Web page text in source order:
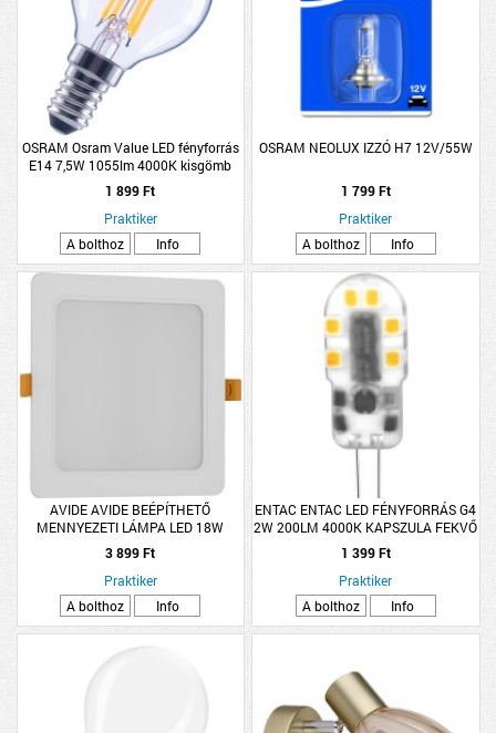
OSRAM Osram Value LED fényforrás
E14 7,5W 1055lm 4000K kisgömb
hidegfehér filament átlátszó
1 899 Ft
Praktiker
A bolthoz
Info
OSRAM NEOLUX IZZÓ H7 12V/55W
1 799 Ft
Praktiker
A bolthoz
Info
AVIDE AVIDE BEÉPÍTHETŐ
MENNYEZETI LÁMPA LED 18W
1900LM 4000K NW NÉGYZETES
MŰANYAG
3 899 Ft
Praktiker
A bolthoz
Info
ENTAC ENTAC LED FÉNYFORRÁS G4
2W 200LM 4000K KAPSZULA FEKVŐ
NW
1 399 Ft
Praktiker
A bolthoz
Info